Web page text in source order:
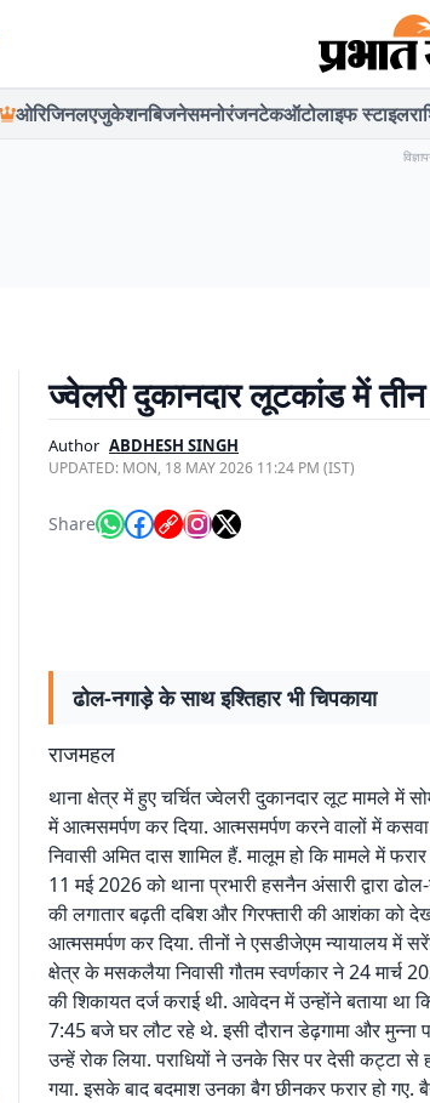
ओरिजिनलएजुकेशनबिजनेसमनोरंजनटेकऑटोलाइफ स्टाइल
ज्वेलरी दुकानदार लूटकांड में
Author ABDHESH SINGH
UPDATED: MON, 18 MAY 2026 11:24 PM (IST)
Share
ढोल-नगाड़े के साथ इश्तिहार भी चिपकाया
राजमहल
थाना क्षेत्र में हुए चर्चित ज्वेलरी दुकानदार लूट मामले में
में आत्मसमर्पण कर दिया. आत्मसमर्पण करने वालों में
निवासी अमित दास शामिल हैं. मालूम हो कि मामले में
11 मई 2026 को थाना प्रभारी हसनैन अंसारी द्वारा
की लगातार बढ़ती दबिश और गिरफ्तारी की आशंका को
आत्मसमर्पण कर दिया. तीनों ने एसडीजेएम न्यायालय में
क्षेत्र के मसकलैया निवासी गौतम स्वर्णकार ने 24
की शिकायत दर्ज कराई थी. आवेदन में उन्होंने बताया
7:45 बजे घर लौट रहे थे. इसी दौरान डेढ़गामा और मुन्ना
उन्हें रोक लिया. पराधियों ने उनके सिर पर देसी कट्टा
गया. इसके बाद बदमाश उनका बैग छीनकर फरार हो गए.